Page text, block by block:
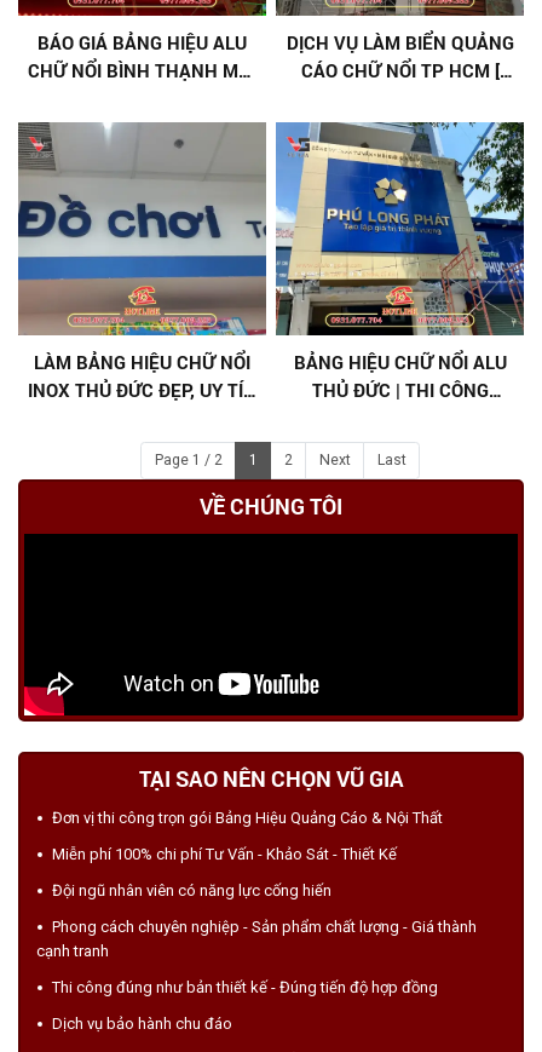
VỀ CHÚNG TÔI
TẠI SAO NÊN CHỌN VŨ GIA
Đơn vị thi công trọn gói Bảng Hiệu Quảng Cáo & Nội Thất
Miễn phí 100% chi phí Tư Vấn - Khảo Sát - Thiết Kế
Đội ngũ nhân viên có năng lực cống hiến
Phong cách chuyên nghiệp - Sản phẩm chất lượng - Giá thành
cạnh tranh
Thi công đúng như bản thiết kế - Đúng tiến độ hợp đồng
Dịch vụ bảo hành chu đáo
BÁO GIÁ BẢNG HIỆU ALU
CHỮ NỔI BÌNH THẠNH MỚI
DỊCH VỤ LÀM BIỂN QUẢNG
CÁO CHỮ NỔI TP HCM [
LÀM BẢNG HIỆU CHỮ NỔI
INOX THỦ ĐỨC ĐẸP, UY TÍN
HIỆU (BỀN 10 NĂM)
BẢNG HIỆU CHỮ NỔI ALU
THỦ ĐỨC | THI CÔNG
Page 1 / 2 1 2 Next Last